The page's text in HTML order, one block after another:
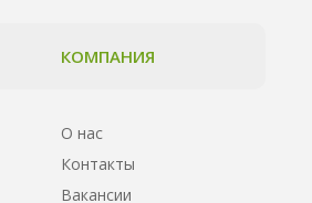
КОМПАНИЯ
О нас
Контакты
Вакансии